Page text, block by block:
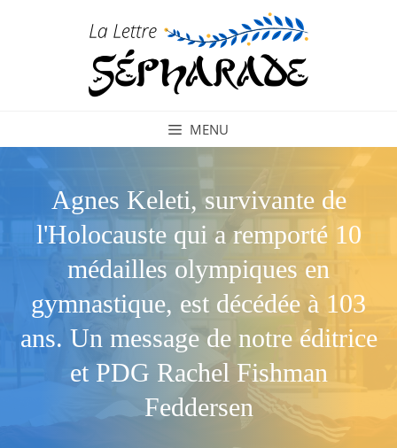
MENU
Agnes Keleti, survivante de
l'Holocauste qui a remporté 10
médailles olympiques en
gymnastique, est décédée à 103
ans. Un message de notre éditrice
et PDG Rachel Fishman
Feddersen